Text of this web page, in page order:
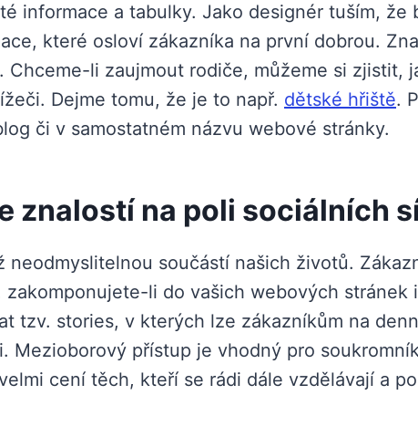
informace a tabulky. Jako designér tuším,
které osloví zákazníka na první dobrou.
Chceme-li zaujmout rodiče, můžeme si zjistit,
Dejme tomu, že je to např. dětské hřiště.
či v samostatném názvu webové stránky.
znalostí na poli sociálních
neodmyslitelnou součástí našich životů.
li do vašich webových
tzv. stories, v kterých lze zákazníkům na
Mezioborový přístup je vhodný pro
cení těch, kteří se rádi dále vzdělávají a